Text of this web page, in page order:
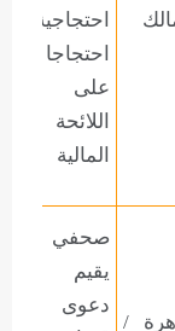
احتجاجية
احتجاجا
على
اللائحة
المالية
صحفي
يقيم
دعوى